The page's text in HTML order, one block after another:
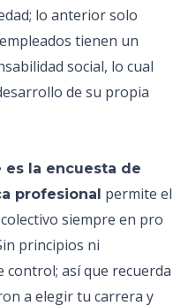
lo anterior solo
tienen un
social, lo cual
de su propia
es la encuesta de
profesional permite el
siempre en pro
principios ni
control; así que recuerda
a elegir tu carrera y